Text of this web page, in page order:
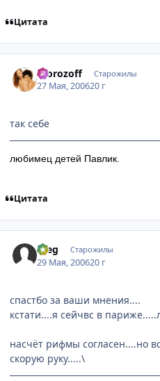
Цитата
morozoff Старожилы
27 Мая, 200620 г
так себе
любимец детей Павлик.
Цитата
Aleg Старожилы
29 Мая, 200620 г
спастбо за ваши мнения....
кстати....я сейчвс в
насчёт рифмы согласен....но
скорую руку.....\